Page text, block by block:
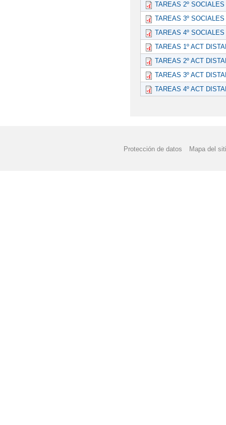
TAREAS 2º
TAREAS 3º
TAREAS 4º
TAREAS 1º ACT
TAREAS 2º ACT
TAREAS 3º ACT
TAREAS 4º ACT
Protección de datos Mapa del